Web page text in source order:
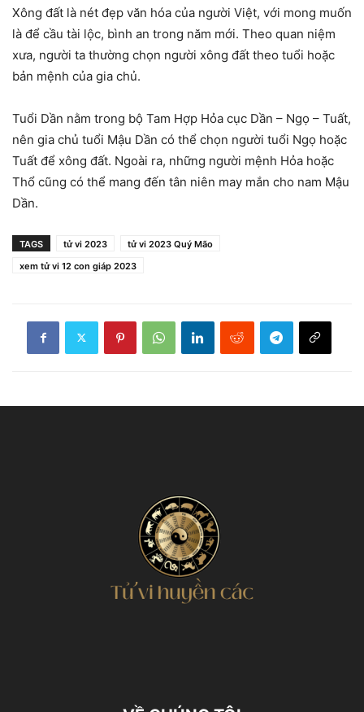
Xông đất là nét đẹp văn hóa của người Việt, với mong muốn
là để cầu tài lộc, bình an trong năm mới. Theo quan niệm
xưa, người ta thường chọn người xông đất theo tuổi hoặc
bản mệnh của gia chủ.
Tuổi Dần nằm trong bộ Tam Hợp Hỏa cục Dần – Ngọ – Tuất,
nên gia chủ tuổi Mậu Dần có thể chọn người tuổi Ngọ hoặc
Tuất để xông đất. Ngoài ra, những người mệnh Hỏa hoặc
Thổ cũng có thể mang đến tân niên may mắn cho nam Mậu
Dần.
TAGS tử vi 2023
tử vi 2023 Quý Mão
xem tử vi 12 con giáp 2023